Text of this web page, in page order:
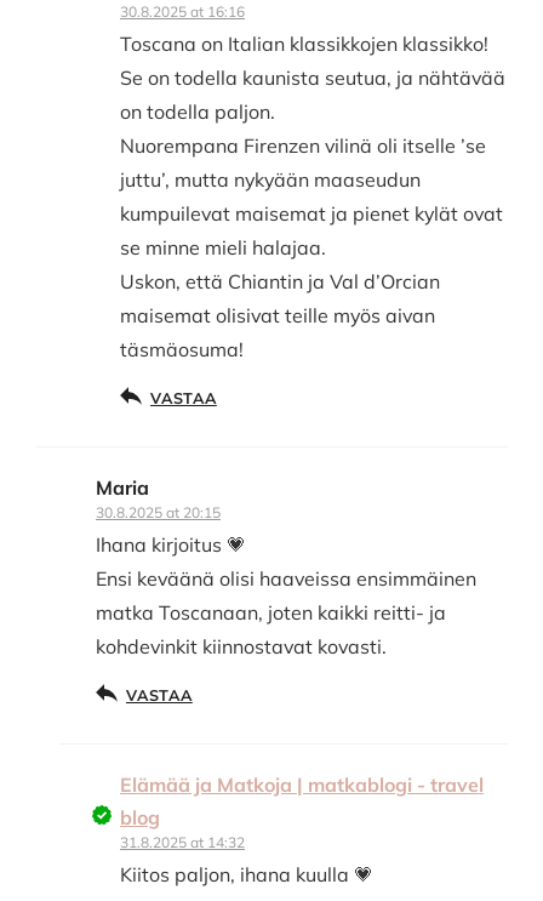
30.8.2025 at 16:16
Toscana on Italian klassikkojen klassikko!
Se on todella kaunista seutua, ja nähtävää
on todella paljon.
Nuorempana Firenzen vilinä oli itselle ’se
juttu’, mutta nykyään maaseudun
kumpuilevat maisemat ja pienet kylät ovat
se minne mieli halajaa.
Uskon, että Chiantin ja Val d’Orcian
maisemat olisivat teille myös aivan
täsmäosuma!
VASTAA
Maria
30.8.2025 at 20:15
Ihana kirjoitus 💗
Ensi keväänä olisi haaveissa ensimmäinen
matka Toscanaan, joten kaikki reitti- ja
kohdevinkit kiinnostavat kovasti.
VASTAA
Elämää ja Matkoja | matkablogi - travel
blog
31.8.2025 at 14:32
Kiitos paljon, ihana kuulla 💗